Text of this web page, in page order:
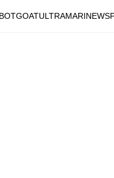
GOATULTRAMARINE